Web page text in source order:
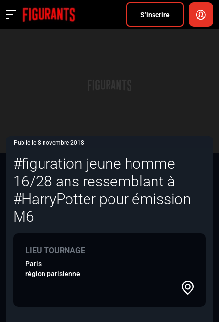
S’inscrire
Actualités
Publié le 8 novembre 2018
#figuration jeune homme
16/28 ans ressemblant à
#HarryPotter pour émission
M6
LIEU TOURNAGE
Paris
région parisienne